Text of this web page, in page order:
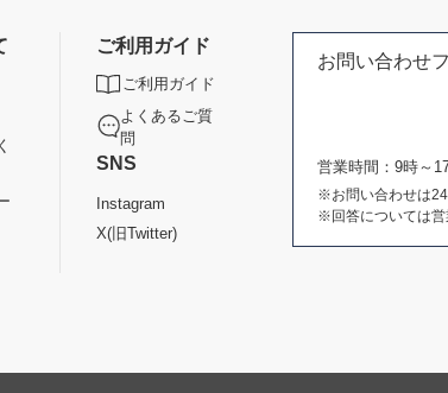
ご利用ガイド
ご利用ガイド
よくあるご質
問
SNS
Instagram
X(旧Twitter)
お問い合わせ
営業時間：9時～
※お問い合わせは24
※回答については営